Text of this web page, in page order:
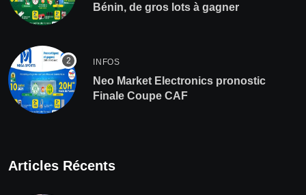
Bénin, de gros lots à gagner
INFOS
Neo Market Electronics pronostic
Finale Coupe CAF
Articles Récents